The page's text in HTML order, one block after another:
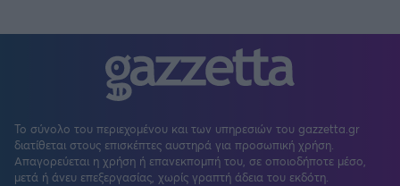
Το σύνολο του περιεχομένου και των υπηρεσιών του gazzetta.gr
διατίθεται στους επισκέπτες αυστηρά για προσωπική χρήση.
Απαγορεύεται η χρήση ή επανεκπομπή του, σε οποιοδήποτε μέσο,
μετά ή άνευ επεξεργασίας, χωρίς γραπτή άδεια του εκδότη.